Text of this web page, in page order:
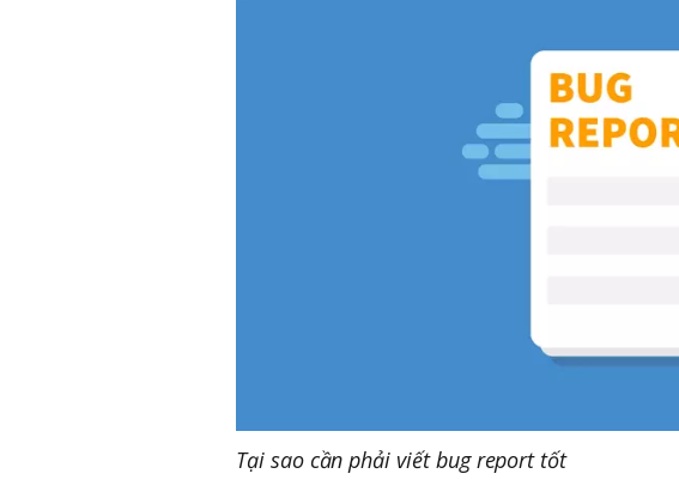
Tại sao cần phải viết bug report tốt